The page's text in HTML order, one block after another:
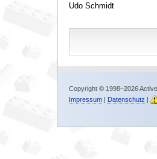
Udo Schmidt
Copyright © 1998–2026
Impressum| Datenschutz |